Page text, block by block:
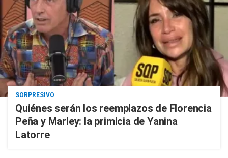
SORPRESIVO
Quiénes serán los reemplazos de Florencia
Peña y Marley: la primicia de Yanina
Latorre